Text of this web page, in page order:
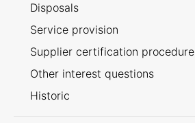
Disposals
Service provision
Supplier certification procedure
Other interest questions
Historic